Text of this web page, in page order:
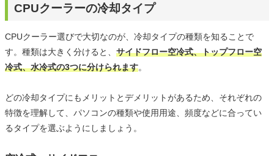
CPUクーラーの冷却タイプ
CPUクーラー選びで大切なのが、冷却タイプの種類を知ることで
す。種類は大きく分けると、 サイドフロー空冷式、トップフロー空
冷式、水冷式の3つに分けられます。
どの冷却タイプにもメリットとデメリットがあるため、それぞれの
特徴を理解して、パソコンの種類や使用用途、頻度などに合ってい
るタイプを選ぶようにしましょう。